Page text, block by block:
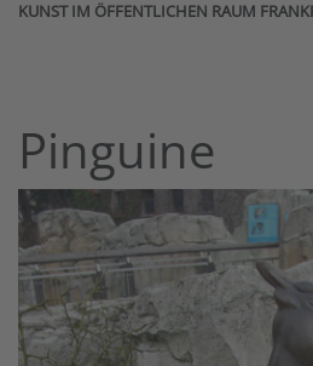
KUNST IM ÖFFENTLICHEN RAUM
Pinguine